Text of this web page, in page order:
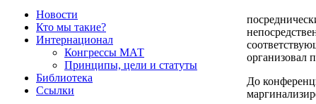
Новости
Кто мы такие?
Интернационал
Конгрессы МАТ
Принципы, цели и статуты
Библиотека
Ссылки
организовал
До